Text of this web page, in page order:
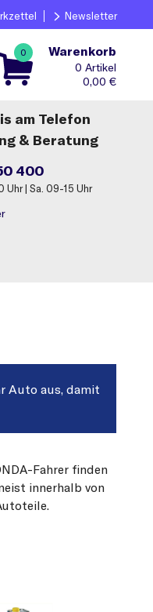
Newsletter
0 Warenkorb
0
0,00 €
am Telefon
& Beratung
400
Uhr | Sa. 09-15 Uhr
Auto aus, damit
Fahrer finden
innerhalb von